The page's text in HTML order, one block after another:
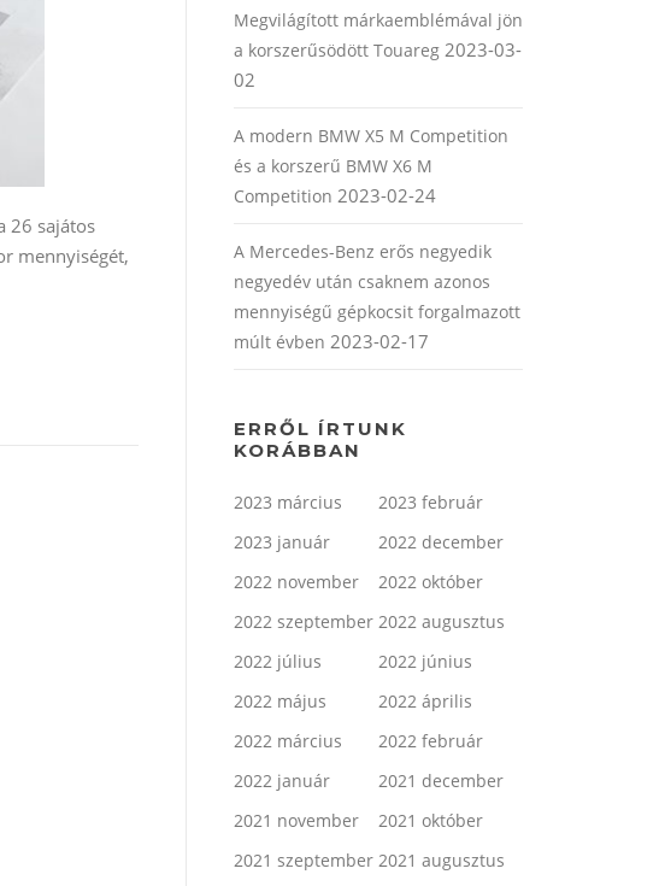
26 sajátos
mennyiségét,
Megvilágított márkaemblémával jön
a korszerűsödött Touareg 2023-03-
02
A modern BMW X5 M Competition
és a korszerű BMW X6 M
Competition 2023-02-24
A Mercedes-Benz erős negyedik
negyedév után csaknem azonos
mennyiségű gépkocsit forgalmazott
múlt évben 2023-02-17
ERRŐL ÍRTUNK
KORÁBBAN
2023 március
2023 február
2023 január
2022 december
2022 november
2022 október
2022 szeptember 2022 augusztus
2022 július
2022 június
2022 május
2022 április
2022 március
2022 február
2022 január
2021 december
2021 november
2021 október
2021 szeptember 2021 augusztus